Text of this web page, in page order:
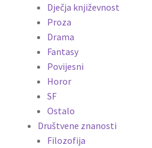
Dječja književnost
Proza
Drama
Fantasy
Povijesni
Horor
SF
Ostalo
Društvene znanosti
Filozofija